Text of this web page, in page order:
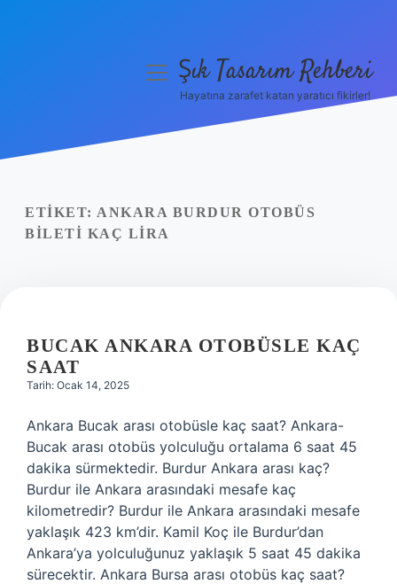
Yasal Uyarı
menüyüŞık Tasarım Rehberi
Hayatına zarafet katan yaratıcı fikirler!
ETIKET: ANKARA BURDUR OTOBÜS
BILETI KAÇ LIRA
BUCAK ANKARA OTOBÜSLE KAÇ
SAAT
Tarih: Ocak 14, 2025
Ankara Bucak arası otobüsle kaç saat? Ankara-
Bucak arası otobüs yolculuğu ortalama 6 saat 45
dakika sürmektedir. Burdur Ankara arası kaç?
Burdur ile Ankara arasındaki mesafe kaç
kilometredir? Burdur ile Ankara arasındaki mesafe
yaklaşık 423 km’dir. Kamil Koç ile Burdur’dan
Ankara’ya yolculuğunuz yaklaşık 5 saat 45 dakika
sürecektir. Ankara Bursa arası otobüs kaç saat?